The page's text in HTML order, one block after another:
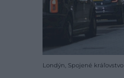
Londýn, Spojené kráľovstvo